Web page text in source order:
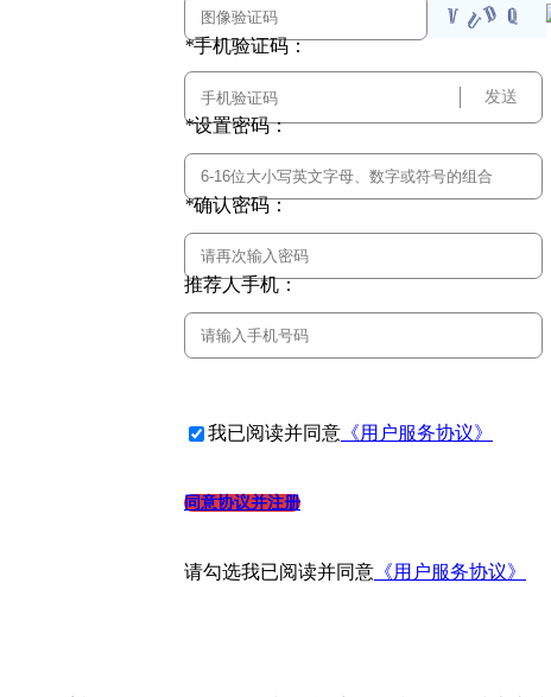
*手机验证码：
发送
*设置密码：
*确认密码：
推荐人手机：
我已阅读并同意 《用户服务协议》
同意协议并注册
请勾选我已阅读并同意 《用户服务协议》